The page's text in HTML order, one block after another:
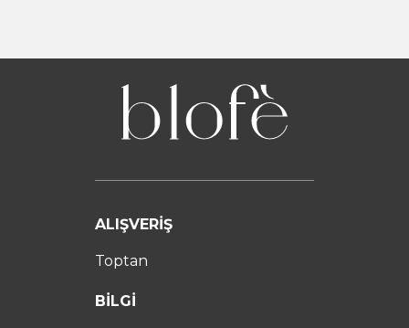
ALIŞVERİŞ
Toptan
BİLGİ